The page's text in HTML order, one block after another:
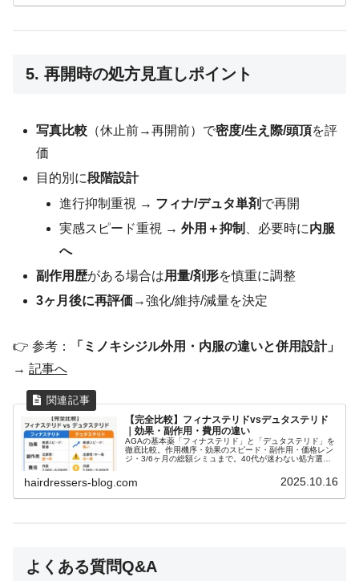
5. 再開時の処方見直しポイント
写真比較 （休止前→再開前）で密度/生え際/頭頂を評
価
目的別に段階設計
進行抑制重視 → フィナ/デュタ単剤 で再開
実感スピード重視 →外用＋抑制 、必要時に内服
へ
副作用歴がある場合は用量/剤形を慎重に調整
3ヶ月後に再評価→強化/維持/減量を決定
👉 参考：
「ミノキシジル外用・内服の違いと併用設計」
→ 記事へ
【完全比較】フィナステリドvsデュタステリド
｜効果・副作用・費用の違い
AGAの基本薬「フィナステリド」と「デュタステリド」を
徹底比較。作用機序・効果のスピード・副作用・価格レン
ジ・3/6ヶ月の総額シミュまで。40代が迷わない処方選び
hairdressers-blog.com 2025.10.16
よくある質問Q&A